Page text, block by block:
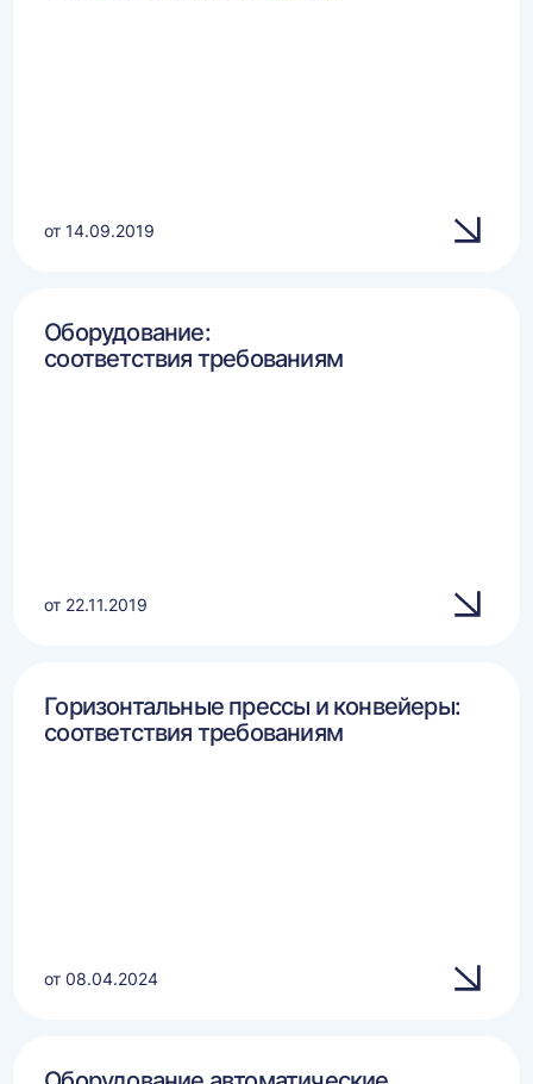
от 14.09.2019
Оборудование:
соответствия требованиям
от 22.11.2019
Горизонтальные прессы и конвейеры:
соответствия требованиям
от 08.04.2024